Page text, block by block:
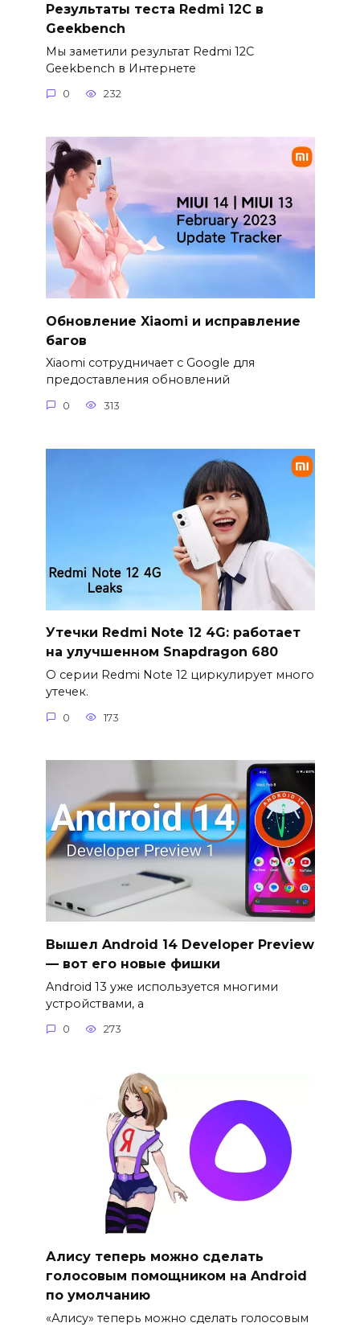
Результаты теста Redmi 12C в
Geekbench
Мы заметили результат Redmi 12C
Geekbench в Интернете
0 232
Обновление Xiaomi и исправление
багов
Xiaomi сотрудничает с Google для
предоставления обновлений
0 313
Утечки Redmi Note 12 4G: работает
на улучшенном Snapdragon 680
О серии Redmi Note 12 циркулирует много
утечек.
0 173
Вышел Android 14 Developer Preview
— вот его новые фишки
Android 13 уже используется многими
устройствами, а
0 273
Алису теперь можно сделать
голосовым помощником на Android
по умолчанию
«Алису» теперь можно сделать голосовым